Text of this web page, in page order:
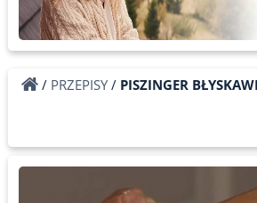
/ PRZEPISY/ PISZINGER